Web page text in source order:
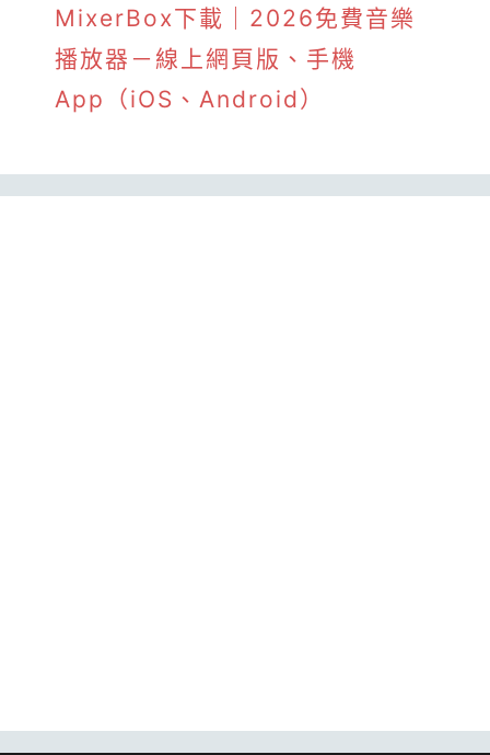
MixerBox下載｜2026免費音樂
播放器－線上網頁版、手機
App（iOS、Android）